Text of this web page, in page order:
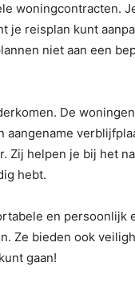
woningcontracten.
je reisplan kunt
niet aan een
De
Zij helpen je bij het
hebt.
en persoonlijk
Ze bieden ook
gaan!